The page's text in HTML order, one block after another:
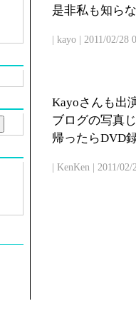
是非私も知ら
| kayo | 2011/02/28
Kayoさんも出
ブログの写真
帰ったらDVD
| KenKen | 2011/